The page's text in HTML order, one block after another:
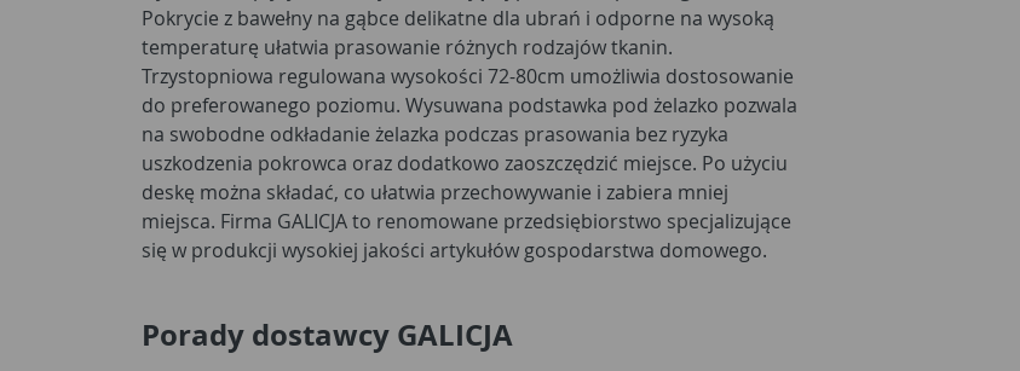
Pokrycie z bawełny na gąbce delikatne dla ubrań i odporne na wysoką
temperaturę ułatwia prasowanie różnych rodzajów tkanin.
Trzystopniowa regulowana wysokości 72-80cm umożliwia dostosowanie
do preferowanego poziomu. Wysuwana podstawka pod żelazko pozwala
na swobodne odkładanie żelazka podczas prasowania bez ryzyka
uszkodzenia pokrowca oraz dodatkowo zaoszczędzić miejsce. Po użyciu
deskę można składać, co ułatwia przechowywanie i zabiera mniej
miejsca. Firma GALICJA to renomowane przedsiębiorstwo specjalizujące
się w produkcji wysokiej jakości artykułów gospodarstwa domowego.
Porady dostawcy GALICJA